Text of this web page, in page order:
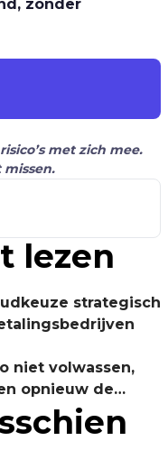
zonder
met zich mee.
lezen
strategisch
niet volwassen,
opnieuw de